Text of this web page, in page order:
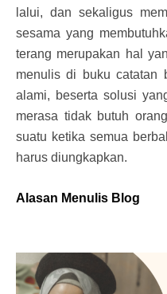
lalui, dan sekaligus
sesama yang
terang merupakan hal
menulis di buku catatan
alami, beserta solusi
merasa tidak butuh
suatu ketika semua
harus diungkapkan.
Alasan Menulis Blog